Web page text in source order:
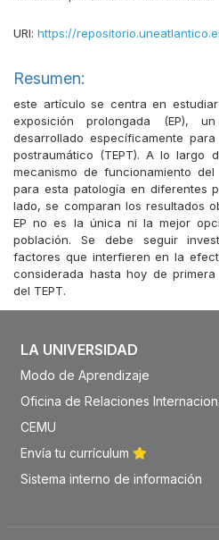
URI: https://
Resumen:
este artículo se centra en
exposición prolongada (EP),
desarrollado específicamente
postraumático (TEPT). A lo largo
mecanismo de funcionamiento
para esta patología en diferentes
lado, se comparan los resultados
EP no es la única ni la mejor
población. Se debe seguir
factores que interfieren en la
considerada hasta hoy de
del TEPT.
LA UNIVERSIDAD
Modo de Aprendizaje
Oficina de Relaciones
CEMU
Envía tu currículum
Sistema interno de información